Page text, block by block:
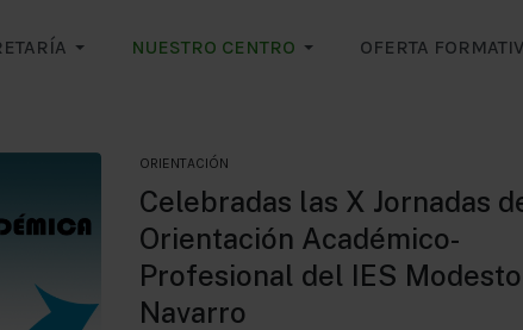
NUESTRO CENTRO OFERTA
ORIENTACIÓN
Celebradas las X Jornadas
Orientación Académico-
Profesional del IES Modesto
Navarro